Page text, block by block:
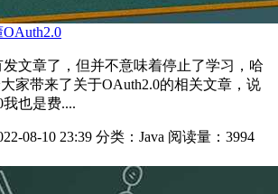
文章了，但并不意味着停止了学习，哈
家带来了关于OAuth2.0的相关文章，说
我也是费....
08-10 23:39 分类：Java 阅读量：3994